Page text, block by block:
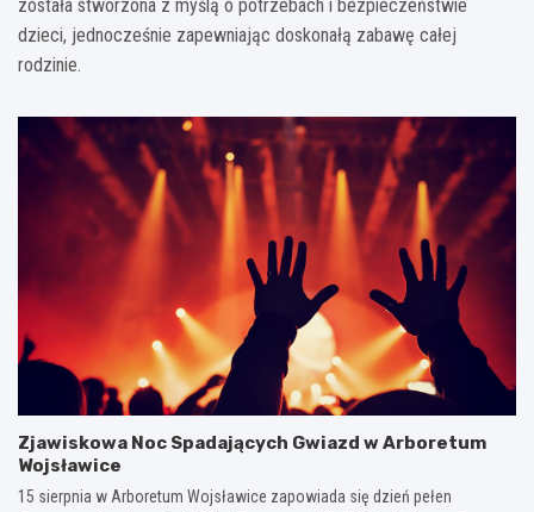
została stworzona z myślą o potrzebach i bezpieczeństwie
dzieci, jednocześnie zapewniając doskonałą zabawę całej
rodzinie.
Zjawiskowa Noc Spadających Gwiazd w Arboretum
Wojsławice
15 sierpnia w Arboretum Wojsławice zapowiada się dzień pełen